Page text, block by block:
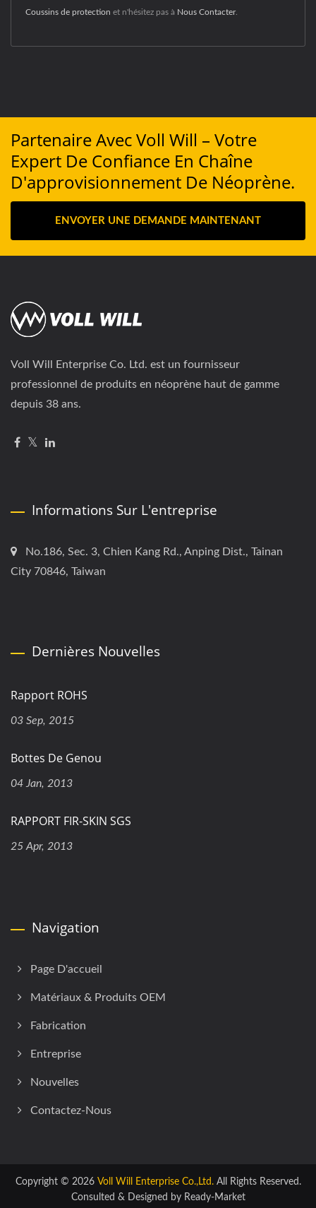
Coussins de protection et n'hésitez pas à Nous Contacter.
Partenaire Avec Voll Will – Votre
Expert De Confiance En Chaîne
D'approvisionnement De Néoprène.
ENVOYER UNE DEMANDE MAINTENANT
Voll Will Enterprise Co. Ltd. est un fournisseur
professionnel de produits en néoprène haut de gamme
depuis 38 ans.
Informations Sur L'entreprise
No.186, Sec. 3, Chien Kang Rd., Anping Dist., Tainan
City 70846, Taiwan
Dernières Nouvelles
Rapport ROHS
03 Sep, 2015
Bottes De Genou
04 Jan, 2013
RAPPORT FIR-SKIN SGS
25 Apr, 2013
Navigation
Page D'accueil
Matériaux & Produits OEM
Fabrication
Entreprise
Nouvelles
Contactez-Nous
Copyright © 2026 Voll Will Enterprise Co.,Ltd.All Rights Reserved.
Consulted & Designed by Ready-Market